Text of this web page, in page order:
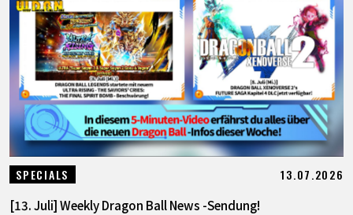
SPECIALS 13.07.2026
[13. Juli] Weekly Dragon Ball News -Sendung!